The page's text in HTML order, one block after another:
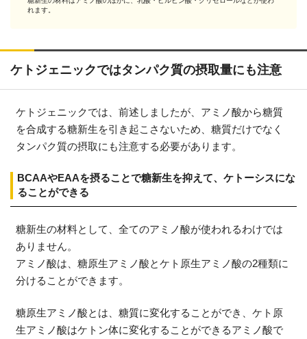
れます。
ケトジェニックではタンパク質の摂取量にも注意
ケトジェニックでは、前述しましたが、アミノ酸から糖質
を合成する糖新生を引き起こさないため、糖質だけでなく
タンパク質の摂取にも注意する必要があります。
BCAAやEAAを摂ることで糖新生を抑えて、ケトーシスにな
ることができる
糖新生の材料として、全てのアミノ酸が使われるわけでは
ありません。
アミノ酸は、糖原生アミノ酸とケト原生アミノ酸の2種類に
分けることができます。
糖原生アミノ酸とは、糖質に変化することができ、ケト原
生アミノ酸はケトン体に変化することができるアミノ酸で